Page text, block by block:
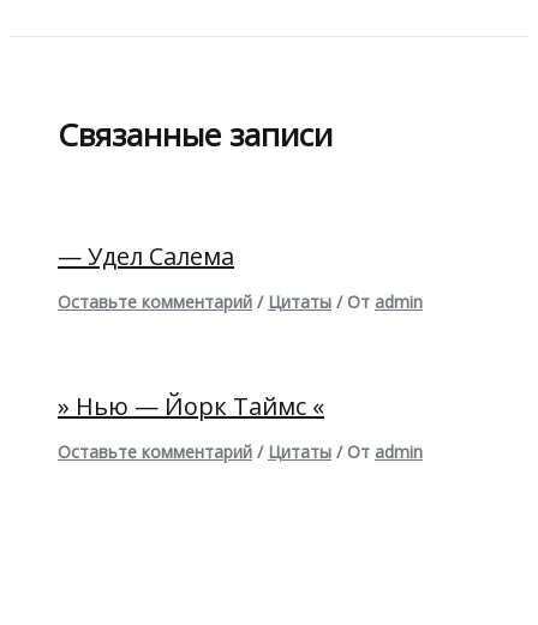
Связанные записи
— Удел Салема
Оставьте комментарий / Цитаты / От admin
» Нью — Йорк Таймс «
Оставьте комментарий / Цитаты / От admin